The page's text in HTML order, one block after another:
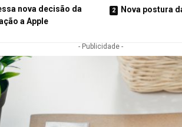
nova decisão da
a Apple
Nova postura
- Publicidade -